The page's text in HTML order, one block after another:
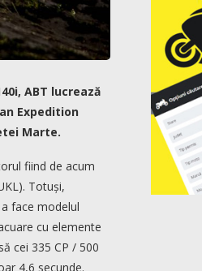
ABT lucrează
Expedition
Marte.
fiind de acum
Totuși,
face modelul
cu elemente
cei 335 CP / 500
4,6 secunde.